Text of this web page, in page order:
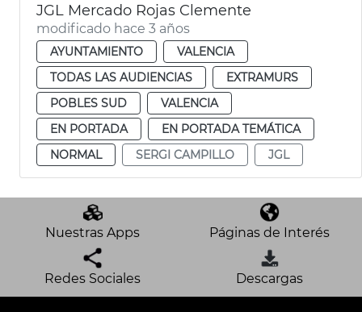
JGL Mercado Rojas Clemente
modificado hace 3 años
AYUNTAMIENTO
VALENCIA
TODAS LAS AUDIENCIAS
EXTRAMURS
POBLES SUD
VALENCIA
EN PORTADA
EN PORTADA TEMÁTICA
NORMAL
SERGI CAMPILLO JGL
Nuestras Apps Páginas de Interés
Redes Sociales Descargas